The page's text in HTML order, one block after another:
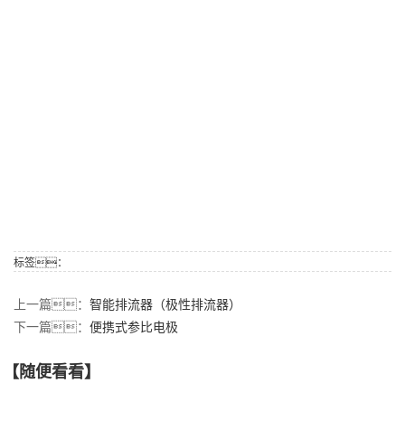
标签：
上一篇： 智能排流器（极性排流器）
下一篇： 便携式参比电极
【随便看看】